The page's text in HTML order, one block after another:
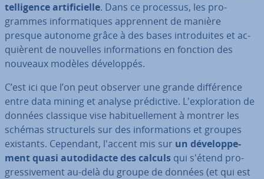
tel­li­gence ar­ti­fi­cielle. Dans ce processus, les pro­
grammes in­for­ma­tiques ap­pren­nent de manière
presque autonome grâce à des bases in­tro­duites et ac­
quiè­rent de nouvelles in­for­ma­tions en fonction des
nouveaux modèles dé­ve­lop­pés.
C’est ici que l’on peut observer une grande dif­fé­rence
entre data mining et analyse pré­dic­tive. L'ex­plo­ra­tion de
données classique vise ha­bi­tuel­le­ment à montrer les
schémas struc­tu­rels sur des in­for­ma­tions et groupes
existants. Cependant, l'accent mis sur un dé­ve­lop­pe­
ment quasi au­to­di­dacte des calculs qui s'étend pro­
gres­si­ve­ment au-delà du groupe de données (et qui est